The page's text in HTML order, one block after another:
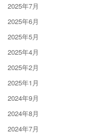
2025年7月
2025年6月
2025年5月
2025年4月
2025年2月
2025年1月
2024年9月
2024年8月
2024年7月